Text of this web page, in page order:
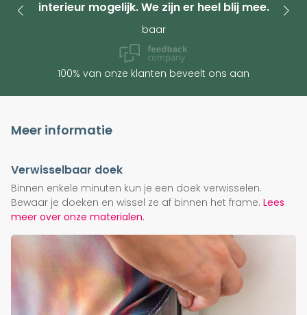
interieur mogelijk. We zijn er heel blij mee.
baar
100% van onze klanten beveelt ons aan
Meer informatie
Verwisselbaar doek
Binnen enkele minuten kun je een doek verwisselen.
Bewaar je doeken en wissel ze af binnen het frame. Lees
meer over onze materialen.